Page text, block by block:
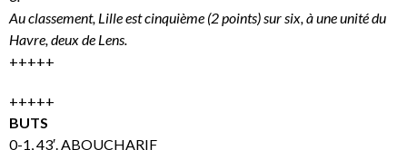
Au classement, Lille est cinquième (2 points) sur six, à une unité du
Havre, deux de Lens.
+++++
+++++
BUTS
0-1, 43′. ABOUCHARIF